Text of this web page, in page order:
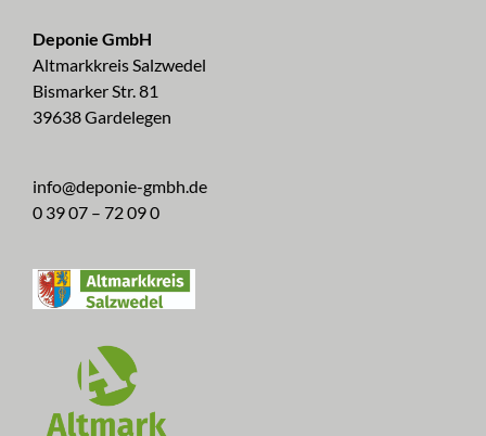
Deponie GmbH
Altmarkkreis Salzwedel
Bismarker Str. 81
39638 Gardelegen
info@deponie-gmbh.de
0 39 07 – 72 09 0